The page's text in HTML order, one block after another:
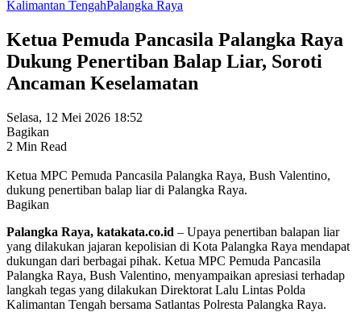
Kalimantan TengahPalangka Raya
Ketua Pemuda Pancasila Palangka Raya
Dukung Penertiban Balap Liar, Soroti
Ancaman Keselamatan
Selasa, 12 Mei 2026 18:52
Bagikan
2 Min Read
Ketua MPC Pemuda Pancasila Palangka Raya, Bush Valentino,
dukung penertiban balap liar di Palangka Raya.
Bagikan
Palangka Raya, katakata.co.id – Upaya penertiban balapan liar
yang dilakukan jajaran kepolisian di Kota Palangka Raya mendapat
dukungan dari berbagai pihak. Ketua MPC Pemuda Pancasila
Palangka Raya, Bush Valentino, menyampaikan apresiasi terhadap
langkah tegas yang dilakukan Direktorat Lalu Lintas Polda
Kalimantan Tengah bersama Satlantas Polresta Palangka Raya.